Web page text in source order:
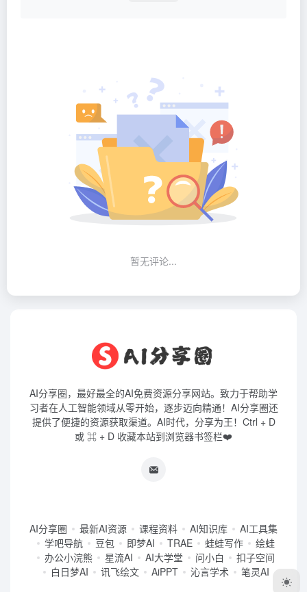
暂无评论...
AI分享圈，最好最全的AI免费资源分享网站。致力于帮助学
习者在人工智能领域从零开始，逐步迈向精通！AI分享圈还
提供了便捷的资源获取渠道。AI时代，分享为王！Ctrl + D
或 ⌘ + D 收藏本站到浏览器书签栏❤️
AI分享圈 最新AI资源 课程资料 AI知识库
AI工具集
学吧导航
豆包 即梦AI TRAE 蛙蛙写作
绘蛙
办公小浣熊
星流AI AI大学堂 问小白
扣子空间
白日梦AI
讯飞绘文 AiPPT 沁言学术 笔灵AI